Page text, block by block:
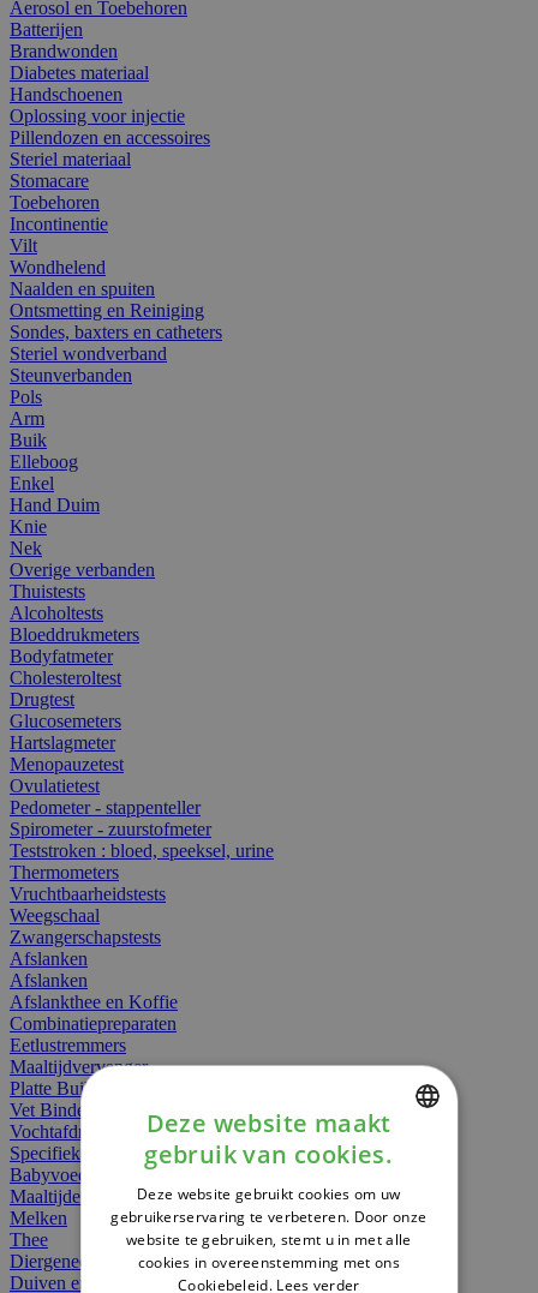
Aerosol en Toebehoren
Batterijen
Brandwonden
Diabetes materiaal
Handschoenen
Oplossing voor injectie
Pillendozen en accessoires
Steriel materiaal
Stomacare
Toebehoren
Incontinentie
Vilt
Wondhelend
Naalden en spuiten
Ontsmetting en Reiniging
Sondes, baxters en catheters
Steriel wondverband
Steunverbanden
Pols
Arm
Buik
Elleboog
Enkel
Hand Duim
Knie
Nek
Overige verbanden
Thuistests
Alcoholtests
Bloeddrukmeters
Bodyfatmeter
Cholesteroltest
Drugtest
Glucosemeters
Hartslagmeter
Menopauzetest
Ovulatietest
Pedometer - stappenteller
Spirometer - zuurstofmeter
Teststroken : bloed, speeksel, urine
Thermometers
Vruchtbaarheidstests
Weegschaal
Zwangerschapstests
Afslanken
Afslanken
Afslankthee en Koffie
Combinatiepreparaten
Eetlustremmers
Maaltijdvervanger
Platte Buik
Vet Binders
Vochtafdrijvers
Specifieke Voeding
Babyvoeding
Maaltijden
Melken
Thee
Diergeneesmiddelen
Duiven en vogels
DUTCH
FRENCH
ENGLISH
Deze website maakt
gebruik van cookies.
Deze website gebruikt cookies om uw
gebruikerservaring te verbeteren. Door onze
website te gebruiken, stemt u in met alle
cookies in overeenstemming met ons
Cookiebeleid. Lees verder